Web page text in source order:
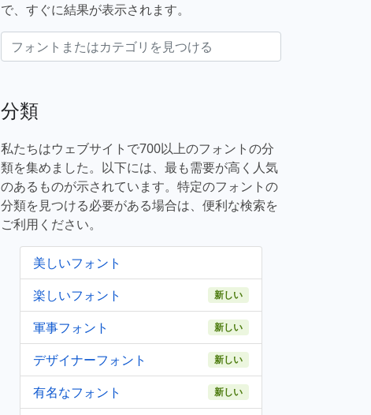
で、すぐに結果が表示されます。
分類
私たちはウェブサイトで700以上のフォントの分
類を集めました。以下には、最も需要が高く人気
のあるものが示されています。特定のフォントの
分類を見つける必要がある場合は、便利な検索を
ご利用ください。
美しいフォント
楽しいフォント
新しい
軍事フォント 新しい
デザイナーフォント 新しい
有名なフォント 新しい